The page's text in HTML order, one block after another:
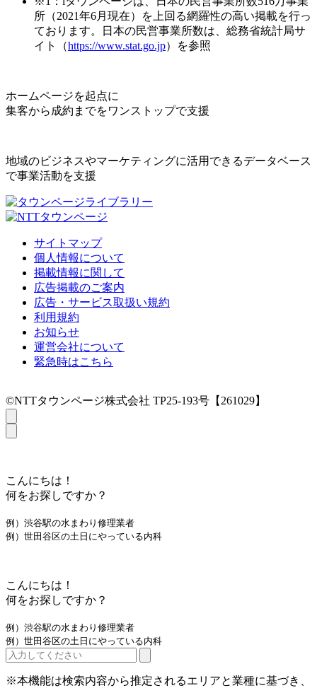
所（2021年6月現在）を上回る網羅性の高い掲載を行っ
ております。日本の民営事業所数は、総務省統計局サ
イト（https://www.stat.go.jp）を参照
ホームページを起点に
集客から成約までをワンストップで支援
地域のビジネスやマーケティングに活用できるデータベース
で事業活動を支援
サイトマップ
個人情報について
掲載情報に関して
広告掲載のご案内
広告・サービス取扱い規約
利用規約
お知らせ
運営会社について
緊急時はこちら
©NTTタウンページ株式会社 TP25-193号【261029】
こんにちは！
何をお探しですか？
例）渋谷駅の水まわり修理業者
例）世田谷区の土日にやっている内科
こんにちは！
何をお探しですか？
例）渋谷駅の水まわり修理業者
例）世田谷区の土日にやっている内科
※本機能は検索内容から推定されるエリアと業種に基づき、